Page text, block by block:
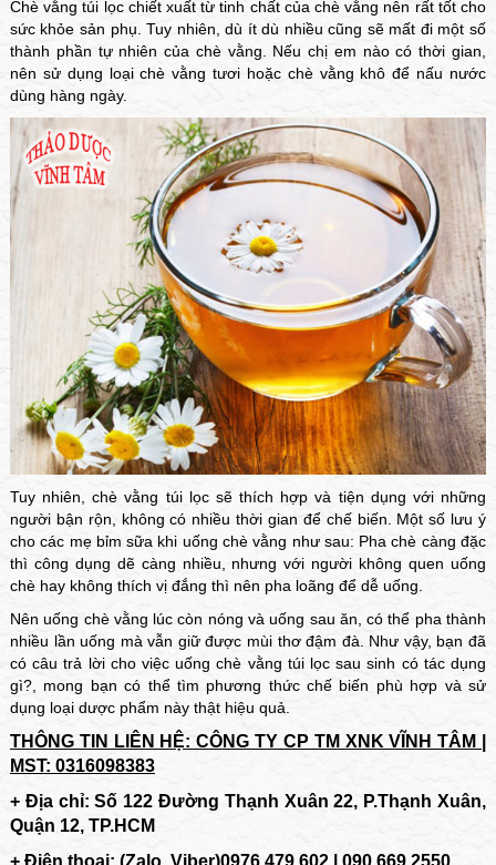
Chè vằng túi lọc chiết xuất từ tinh chất của chè vằng nên rất tốt cho
sức khỏe sản phụ. Tuy nhiên, dù ít dù nhiều cũng sẽ mất đi một số
thành phần tự nhiên của chè vằng. Nếu chị em nào có thời gian,
nên sử dụng loại chè vằng tươi hoặc chè vằng khô để nấu nước
dùng hàng ngày.
Tuy nhiên, chè vằng túi lọc sẽ thích hợp và tiện dụng với những
người bận rộn, không có nhiều thời gian để chế biến. Một số lưu ý
cho các mẹ bỉm sữa khi uống chè vằng như sau: Pha chè càng đặc
thì công dụng dẽ càng nhiều, nhưng với người không quen uống
chè hay không thích vị đắng thì nên pha loãng để dễ uống.
Nên uống chè vằng lúc còn nóng và uống sau ăn, có thể pha thành
nhiều lần uống mà vẫn giữ được mùi thơ đậm đà. Như vậy, bạn đã
có câu trả lời cho việc uống chè vằng túi lọc sau sinh có tác dụng
gì?, mong bạn có thể tìm phương thức chế biến phù hợp và sử
dụng loại dược phẩm này thật hiệu quả.
THÔNG TIN LIÊN HỆ: CÔNG TY CP TM XNK VĨNH TÂM |
MST: 0316098383
+ Địa chỉ: Số 122 Đường Thạnh Xuân 22, P.Thạnh Xuân,
Quận 12, TP.HCM